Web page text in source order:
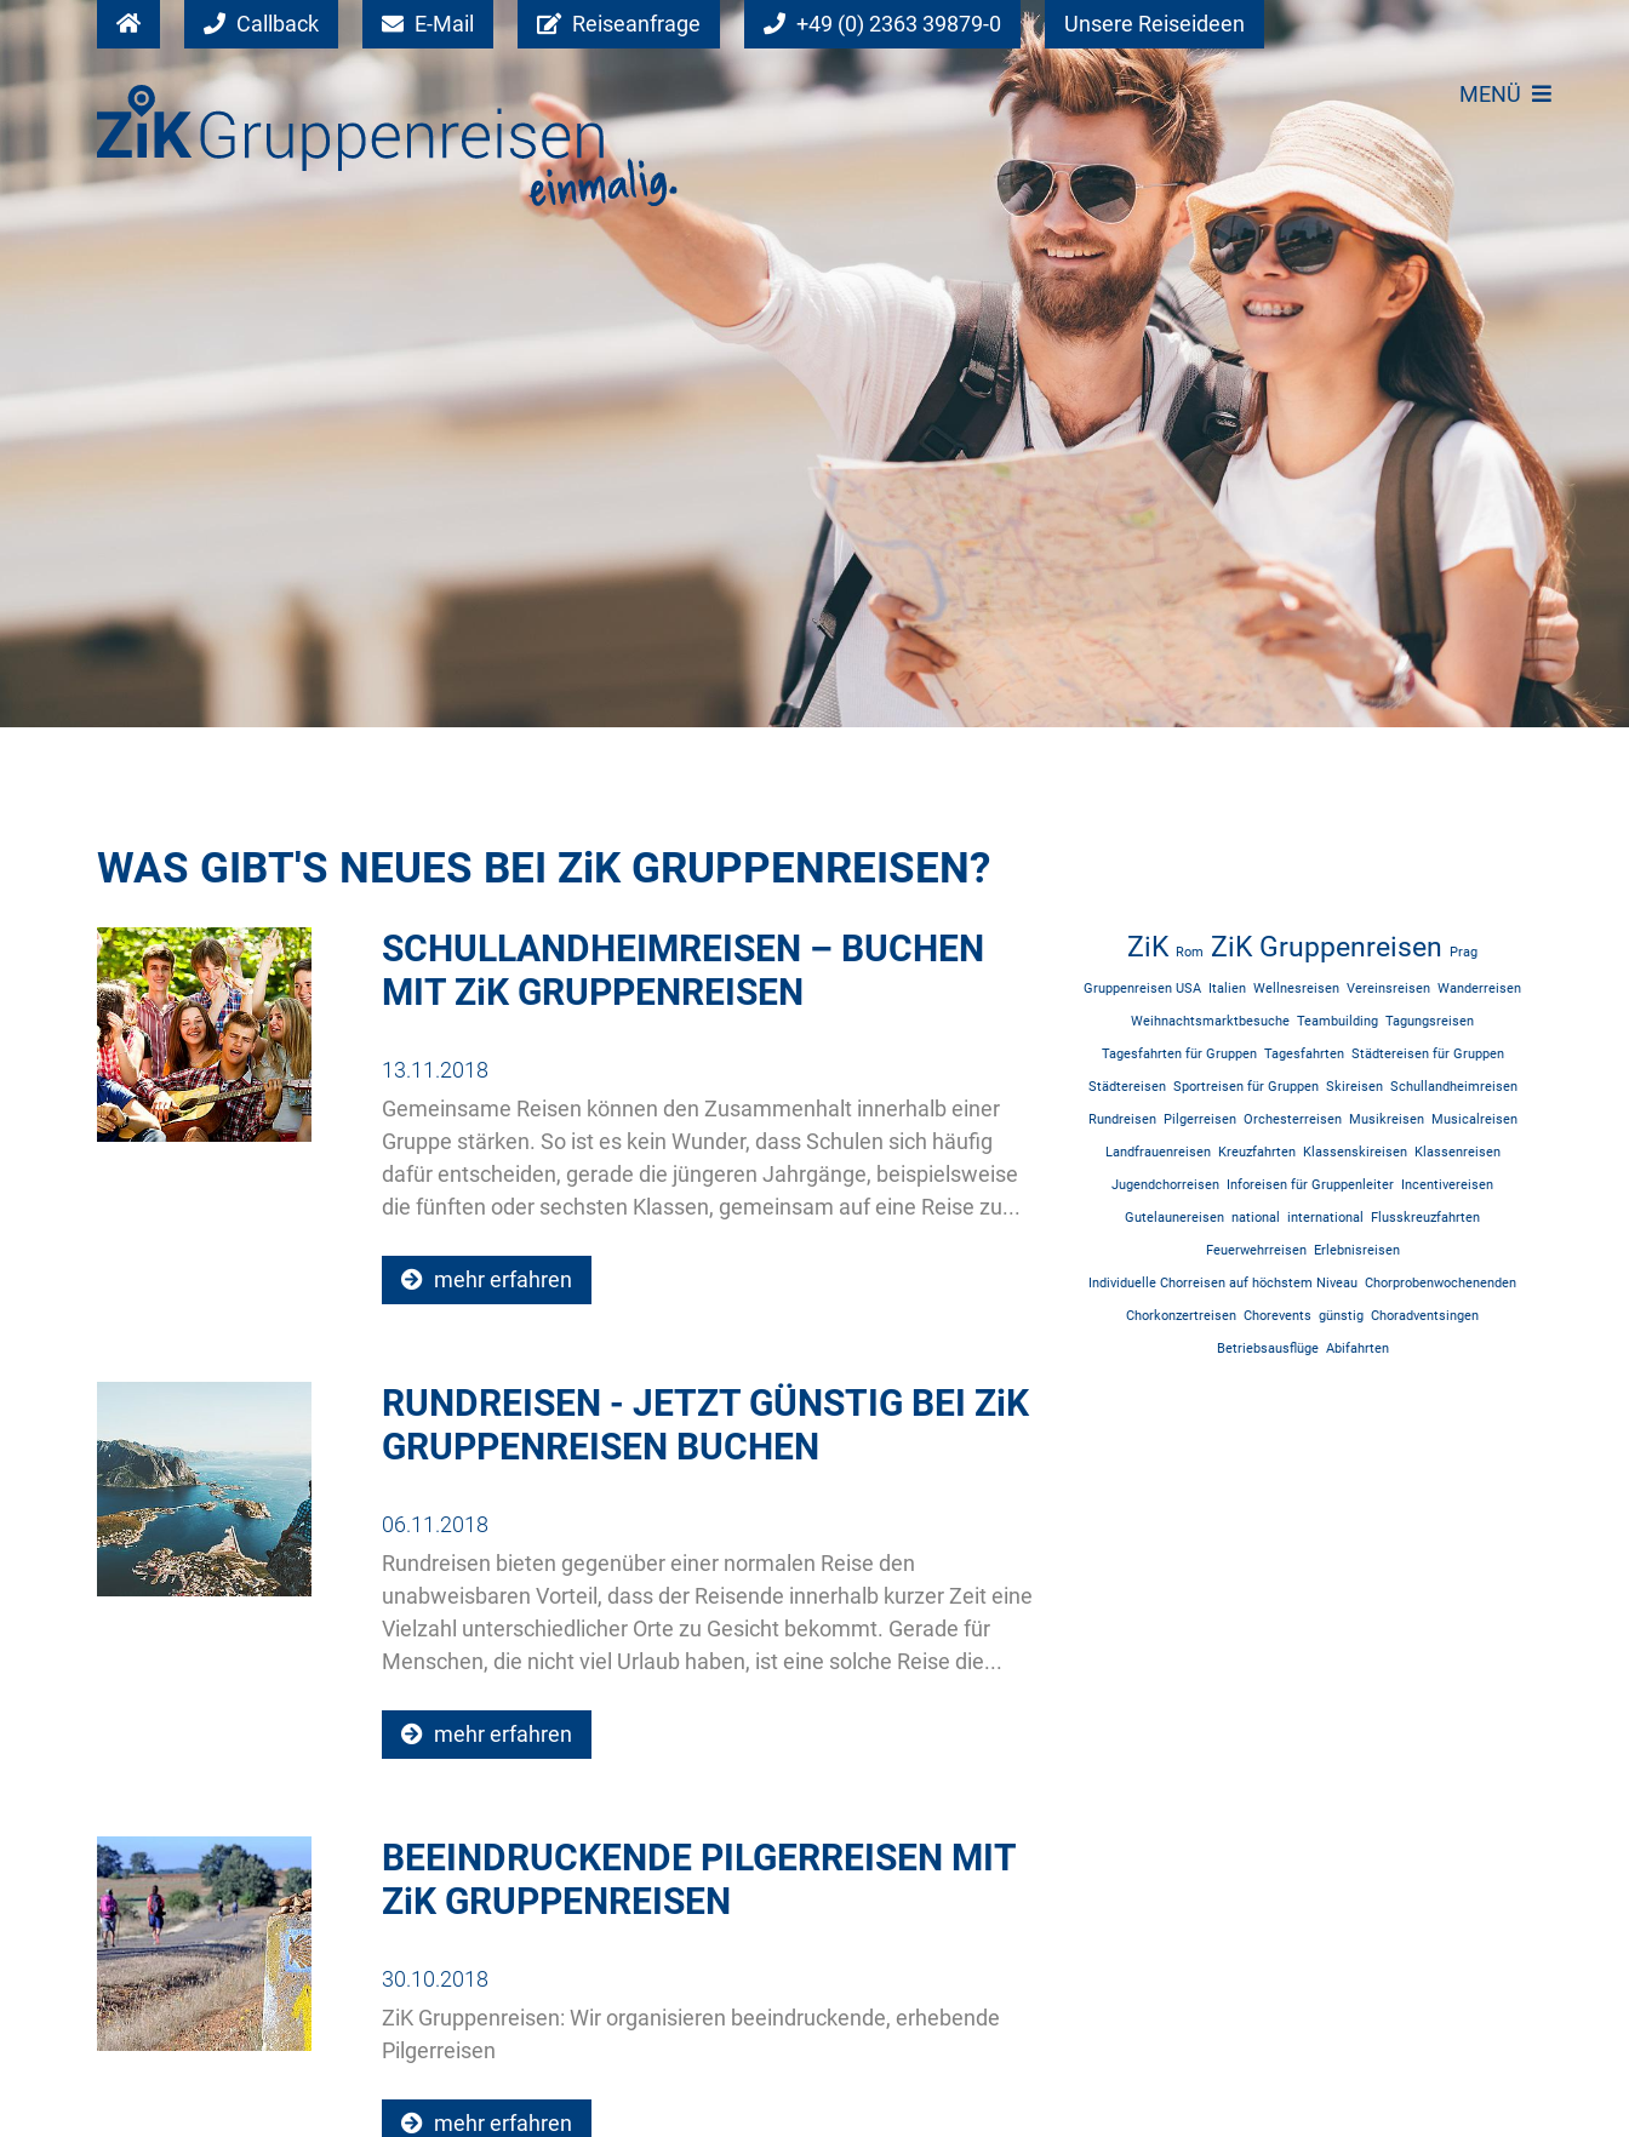
Callback E-Mail Reiseanfrage +49 (0) 2363 39879-0 Unsere Reiseideen
MENÜ
WAS GIBT'S NEUES BEI ZiKGRUPPENREISEN?
SCHULLANDHEIMREISEN – BUCHEN
MIT ZiKGRUPPENREISEN
13.11.2018
Gemeinsame Reisen können den Zusammenhalt innerhalb einer
Gruppe stärken. So ist es kein Wunder, dass Schulen sich häufig
dafür entscheiden, gerade die jüngeren Jahrgänge, beispielsweise
die fünften oder sechsten Klassen, gemeinsam auf eine Reise zu...
mehr erfahren
RUNDREISEN - JETZT GÜNSTIG BEI ZiK
GRUPPENREISEN BUCHEN
06.11.2018
Rundreisen bieten gegenüber einer normalen Reise den
unabweisbaren Vorteil, dass der Reisende innerhalb kurzer Zeit eine
Vielzahl unterschiedlicher Orte zu Gesicht bekommt. Gerade für
Menschen, die nicht viel Urlaub haben, ist eine solche Reise die...
mehr erfahren
BEEINDRUCKENDE PILGERREISEN MIT
ZiKGRUPPENREISEN
30.10.2018
ZiK Gruppenreisen: Wir organisieren beeindruckende, erhebende
Pilgerreisen
mehr erfahren
ZiK Rom ZiK Gruppenreisen Prag
Gruppenreisen USA Italien Wellnesreisen Vereinsreisen Wanderreisen
Weihnachtsmarktbesuche Teambuilding Tagungsreisen
Tagesfahrten für Gruppen Tagesfahrten Städtereisen für Gruppen
Städtereisen Sportreisen für Gruppen Skireisen Schullandheimreisen
Rundreisen Pilgerreisen Orchesterreisen Musikreisen Musicalreisen
Landfrauenreisen Kreuzfahrten Klassenskireisen Klassenreisen
Jugendchorreisen Inforeisen für Gruppenleiter Incentivereisen
Gutelaunereisen national international Flusskreuzfahrten
Feuerwehrreisen Erlebnisreisen
Individuelle Chorreisen auf höchstem Niveau Chorprobenwochenenden
Chorkonzertreisen Chorevents günstig Choradventsingen
Betriebsausflüge Abifahrten